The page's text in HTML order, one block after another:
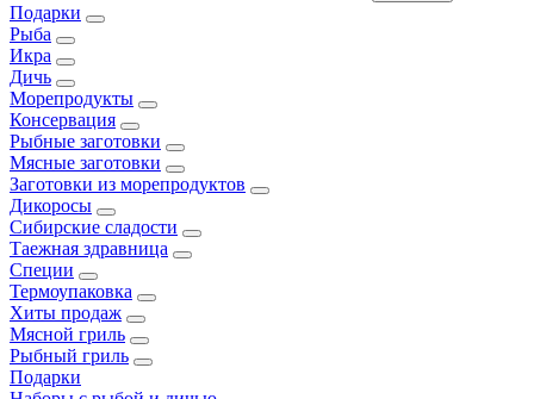
Подарки
Рыба
Икра
Дичь
Морепродукты
Консервация
Рыбные заготовки
Мясные заготовки
Заготовки из морепродуктов
Дикоросы
Сибирские сладости
Таежная здравница
Специи
Термоупаковка
Хиты продаж
Мясной гриль
Рыбный гриль
Подарки